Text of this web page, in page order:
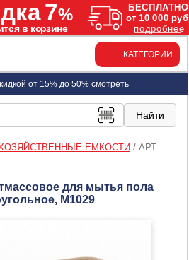
КАТЕГОРИИ
от 15% до 50% смотреть
ЕМКОСТИ / АРТ.
для мытья пола
М1029